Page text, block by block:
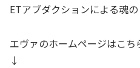
ETアブダクションによる魂の
エヴァのホームページはこち
↓